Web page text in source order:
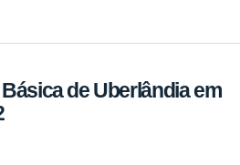
de Uberlândia em